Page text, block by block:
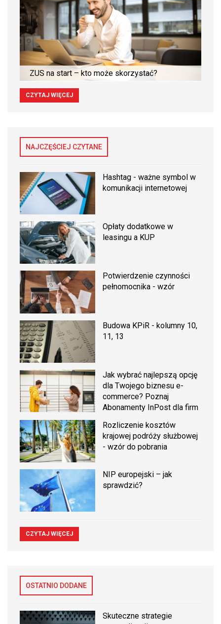
ZUS na start – kto może skorzystać?
CZYTAJ WIĘCEJ
NAJCZĘŚCIEJ CZYTANE
Hashtag - ważne symbol w
komunikacji internetowej
Opłaty dodatkowe w
leasingu a KUP
Potwierdzenie czynności
pełnomocnika - wzór
Budowa KPiR - kolumny 10,
11, 13
Jak wybrać najlepszą opcję
dla Twojego biznesu e-
commerce? Poznaj
Abonamenty InPost dla firm
Rozliczenie kosztów
krajowej podróży służbowej
- wzór do pobrania
NIP europejski – jak
sprawdzić?
CZYTAJ WIĘCEJ
OSTATNIO DODANE
Skuteczne strategie